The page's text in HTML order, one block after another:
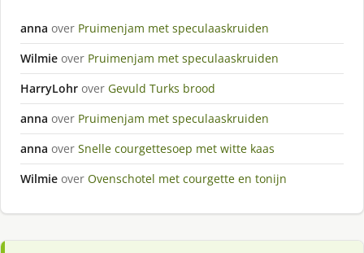
anna over Pruimenjam met speculaaskruiden
Wilmie over Pruimenjam met speculaaskruiden
HarryLohr over Gevuld Turks brood
anna over Pruimenjam met speculaaskruiden
anna over Snelle courgettesoep met witte kaas
Wilmie over Ovenschotel met courgette en tonijn